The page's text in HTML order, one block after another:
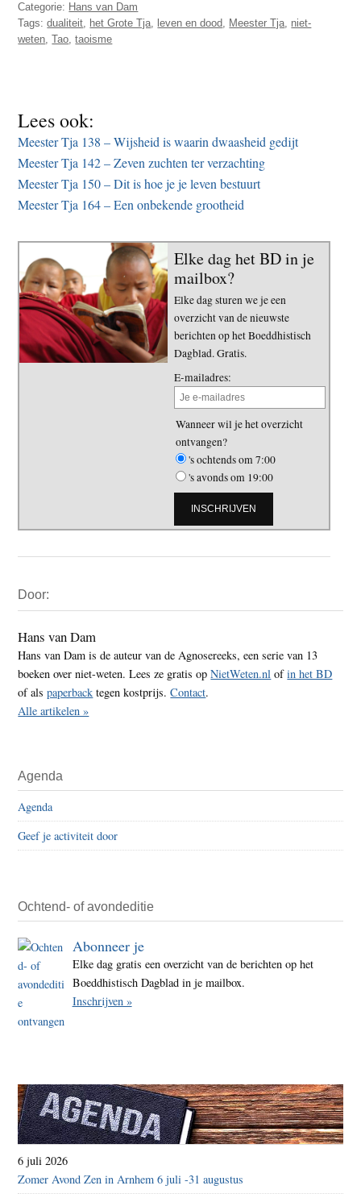
Categorie: Hans van Dam
Tags:dualiteit, het Grote Tja, leven en dood, Meester Tja, niet-
weten,Tao,taoisme
Lees ook:
Meester Tja 138 – Wijsheid is waarin dwaasheid gedijt
Meester Tja 142 – Zeven zuchten ter verzachting
Meester Tja 150 – Dit is hoe je je leven bestuurt
Meester Tja 164 – Een onbekende grootheid
Elke dag het BD in je
mailbox?
Elke dag sturen we je een
overzicht van de nieuwste
berichten op het Boeddhistisch
Dagblad. Gratis.
E-mailadres:
Wanneer wil je het overzicht
ontvangen?
's ochtends om 7:00
's avonds om 19:00
Sidebar
Door:
Hans van Dam
Hans van Dam is de auteur van de Agnosereeks, een serie van 13
boeken over niet-weten. Lees ze gratis opNietWeten.nl ofin het BD
of alspaperback tegen kostprijs.Contact.
Alle artikelen »
Agenda
Agenda
Geef je activiteit door
Ochtend- of avondeditie
Abonneer je
Elke dag gratis een overzicht van de berichten op het
Boeddhistisch Dagblad in je mailbox.
Inschrijven »
6 juli 2026
Zomer Avond Zen in Arnhem 6 juli -31 augustus